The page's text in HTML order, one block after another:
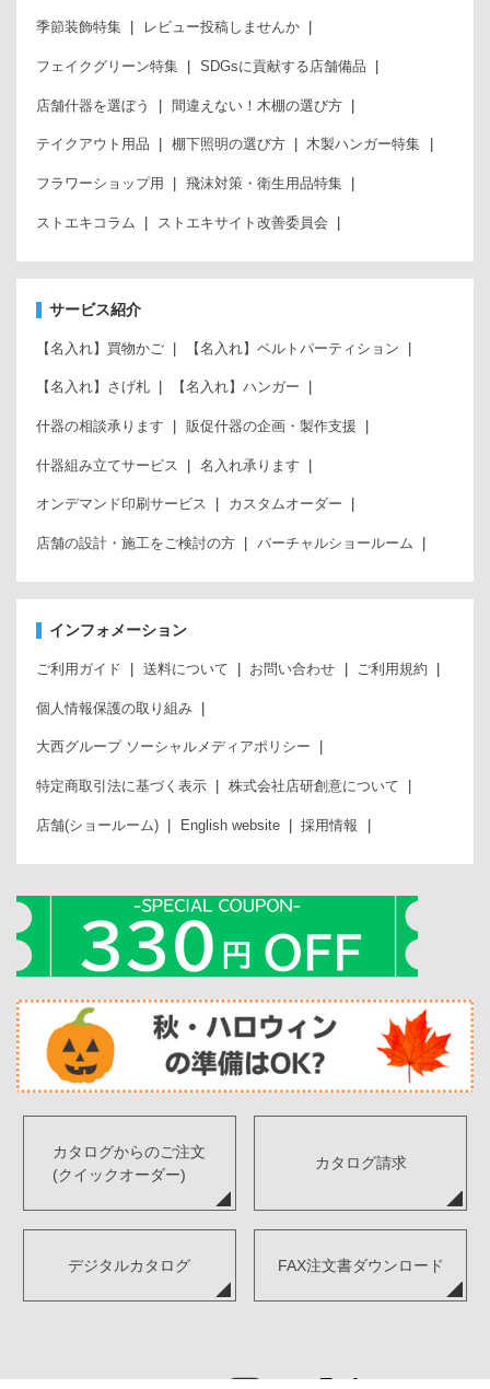
季節装飾特集 レビュー投稿しませんか
フェイクグリーン特集 SDGsに貢献する店舗備品
店舗什器を選ぼう 間違えない！木棚の選び方
テイクアウト用品 棚下照明の選び方 木製ハンガー特集
フラワーショップ用 飛沫対策・衛生用品特集
ストエキコラム ストエキサイト改善委員会
サービス紹介
【名入れ】買物かご 【名入れ】ベルトパーティション
【名入れ】さげ札 【名入れ】ハンガー
什器の相談承ります 販促什器の企画・製作支援
什器組み立てサービス 名入れ承ります
オンデマンド印刷サービス カスタムオーダー
店舗の設計・施工をご検討の方 バーチャルショールーム
インフォメーション
ご利用ガイド 送料について お問い合わせ ご利用規約
個人情報保護の取り組み
大西グループ ソーシャルメディアポリシー
特定商取引法に基づく表示 株式会社店研創意について
店舗(ショールーム) English website 採用情報
カタログからのご注文
(クイックオーダー)
カタログ請求
デジタルカタログ FAX注文書ダウンロード